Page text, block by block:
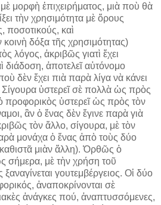
μορφὴ ἐπιχειρήματος, μιὰ ποὺ θὰ
τὴν χρησιμότητα μὲ ὅρους
ποσοτικούς, καὶ
δόξα τῆς χρησιμότητας)
λόγος, ἀκριβῶς γιατὶ ἔχει
ἀποτελεῖ αὐτόνομο
δὲν ἔχει πιὰ παρὰ λίγα νὰ κάνει
ὑστερεῖ σὲ πολλὰ ὡς πρὸς
ὁ προφορικὸς ὑστερεῖ ὡς πρὸς τὸν
ἂν ὁ ἕνας δὲν ἔγινε παρὰ γιὰ
τὸν ἄλλο, σίγουρα, μὲ τὸν
μονάχα ὁ ἕνας ἀπὸ τοὺς δύο
μιὰν ἄλλη). Ὀρθῶς ὁ
σήμερα, μὲ τὴν χρήση τοῦ
γουτεμβέργειος. Οἱ δύο
ἀναποκρίνονται σὲ
ἀνάγκες πού, ἀναπτυσσόμενες,